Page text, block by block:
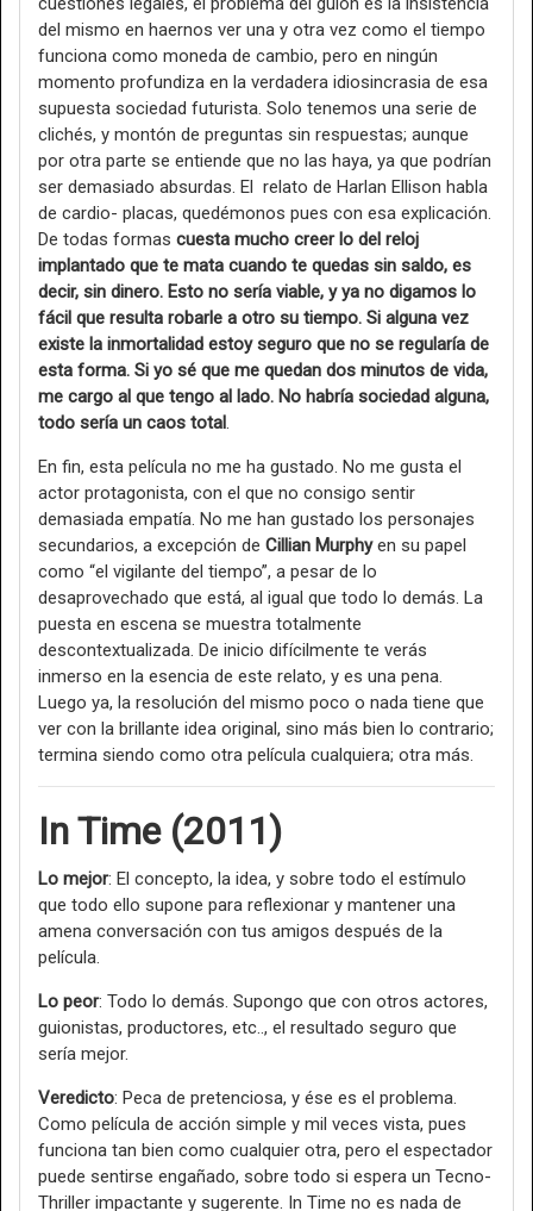
del mismo en haernos ver una y otra vez como el tiempo
funciona como moneda de cambio, pero en ningún
momento profundiza en la verdadera idiosincrasia de esa
supuesta sociedad futurista. Solo tenemos una serie de
clichés, y montón de preguntas sin respuestas; aunque
por otra parte se entiende que no las haya, ya que podrían
ser demasiado absurdas. El relato de Harlan Ellison habla
de cardio- placas, quedémonos pues con esa explicación.
De todas formas cuesta mucho creer lo del reloj
implantado que te mata cuando te quedas sin saldo, es
decir, sin dinero. Esto no sería viable, y ya no digamos lo
fácil que resulta robarle a otro su tiempo. Si alguna vez
existe la inmortalidad estoy seguro que no se regularía de
esta forma. Si yo sé que me quedan dos minutos de vida,
me cargo al que tengo al lado. No habría sociedad alguna,
todo sería un caos total.
En fin, esta película no me ha gustado. No me gusta el
actor protagonista, con el que no consigo sentir
demasiada empatía. No me han gustado los personajes
secundarios, a excepción de Cillian Murphyen su papel
como “el vigilante del tiempo”, a pesar de lo
desaprovechado que está, al igual que todo lo demás. La
puesta en escena se muestra totalmente
descontextualizada. De inicio difícilmente te verás
inmerso en la esencia de este relato, y es una pena.
Luego ya, la resolución del mismo poco o nada tiene que
ver con la brillante idea original, sino más bien lo contrario;
termina siendo como otra película cualquiera; otra más.
In Time (2011)
Lo mejor: El concepto, la idea, y sobre todo el estímulo
que todo ello supone para reflexionar y mantener una
amena conversación con tus amigos después de la
película.
Lo peor: Todo lo demás. Supongo que con otros actores,
guionistas, productores, etc.., el resultado seguro que
sería mejor.
Veredicto: Peca de pretenciosa, y ése es el problema.
Como película de acción simple y mil veces vista, pues
funciona tan bien como cualquier otra, pero el espectador
puede sentirse engañado, sobre todo si espera un Tecno-
Thriller impactante y sugerente. In Time no es nada de